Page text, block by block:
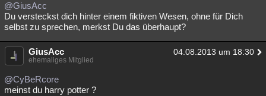
Lesenswert
@GiusAcc
Du versteckst dich hinter einem fiktiven Wesen, ohne für Dich
selbst zu sprechen, merkst Du das überhaupt?
GiusAcc 04.08.2013 um 18:30
ehemaliges Mitglied
@CyBeRcore
meinst du harry potter ?